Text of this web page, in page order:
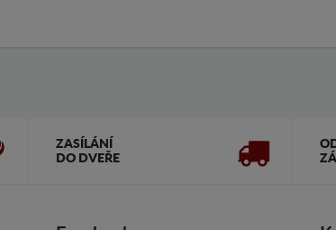
ZASÍLÁNÍ
DO DVEŘE